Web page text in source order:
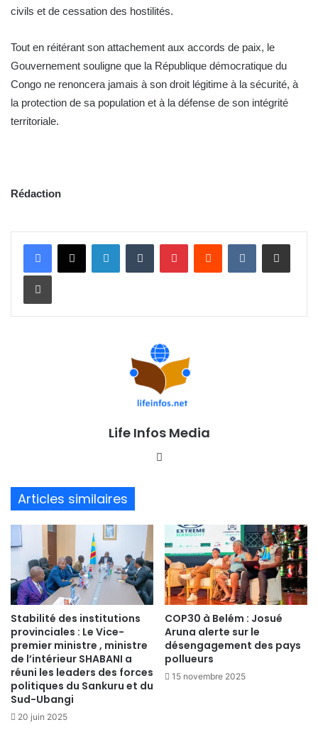
civils et de cessation des hostilités.
Tout en réitérant son attachement aux accords de paix, le
Gouvernement souligne que la République démocratique du
Congo ne renoncera jamais à son droit légitime à la sécurité, à
la protection de sa population et à la défense de son intégrité
territoriale.
Rédaction
Life Infos Media
Articles similaires
Stabilité des institutions
provinciales : Le Vice-
premier ministre , ministre
de l’intérieur SHABANI a
réuni les leaders des forces
politiques du Sankuru et du
Sud-Ubangi
20 juin 2025
COP30 à Belém : Josué
Aruna alerte sur le
désengagement des pays
pollueurs
15 novembre 2025